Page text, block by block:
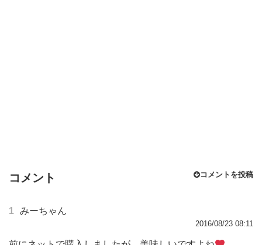
コメント コメントを投稿
1 みーちゃん
2016/08/23 08:11